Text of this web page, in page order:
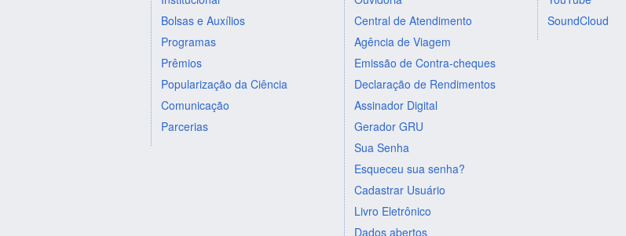
Bolsas e Auxílios
Programas
Prêmios
Popularização da Ciência
Comunicação
Parcerias
Central de Atendimento
Agência de Viagem
Emissão de Contra-cheques
Declaração de Rendimentos
Assinador Digital
Gerador GRU
Sua Senha
Esqueceu sua senha?
Cadastrar Usuário
Livro Eletrônico
Dados abertos
SoundCloud